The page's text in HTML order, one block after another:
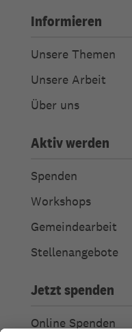
Informieren
Unsere Themen
Unsere Arbeit
Über uns
Aktiv werden
Spenden
Workshops
Gemeindearbeit
Stellenangebote
Jetzt spenden
Online Spenden